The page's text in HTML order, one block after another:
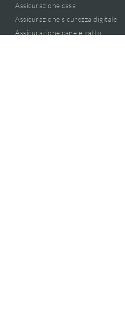
Assicurazione casa
Assicurazione sicurezza digitale
Assicurazione cane e gatto